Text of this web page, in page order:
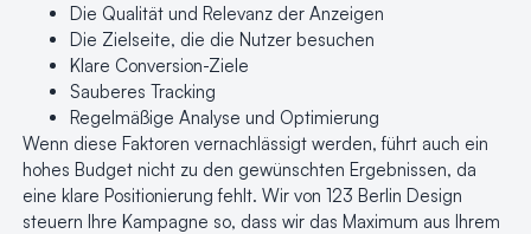
Die Qualität und Relevanz der Anzeigen
Die Zielseite, die die Nutzer besuchen
Klare Conversion-Ziele
Sauberes Tracking
Regelmäßige Analyse und Optimierung
Wenn diese Faktoren vernachlässigt werden, führt auch ein
hohes Budget nicht zu den gewünschten Ergebnissen, da
eine klare Positionierung fehlt. Wir von 123 Berlin Design
steuern Ihre Kampagne so, dass wir das Maximum aus Ihrem